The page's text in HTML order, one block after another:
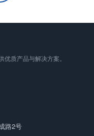
质产品与解决方案。
路2号